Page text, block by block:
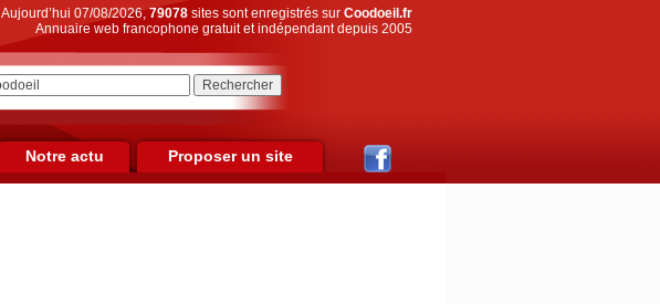
Aujourd’hui 07/08/2026,79078sites sont enregistrés sur Coodoeil.fr
Annuaire web francophone gratuit et indépendant depuis 2005
Notre actu Proposer un site